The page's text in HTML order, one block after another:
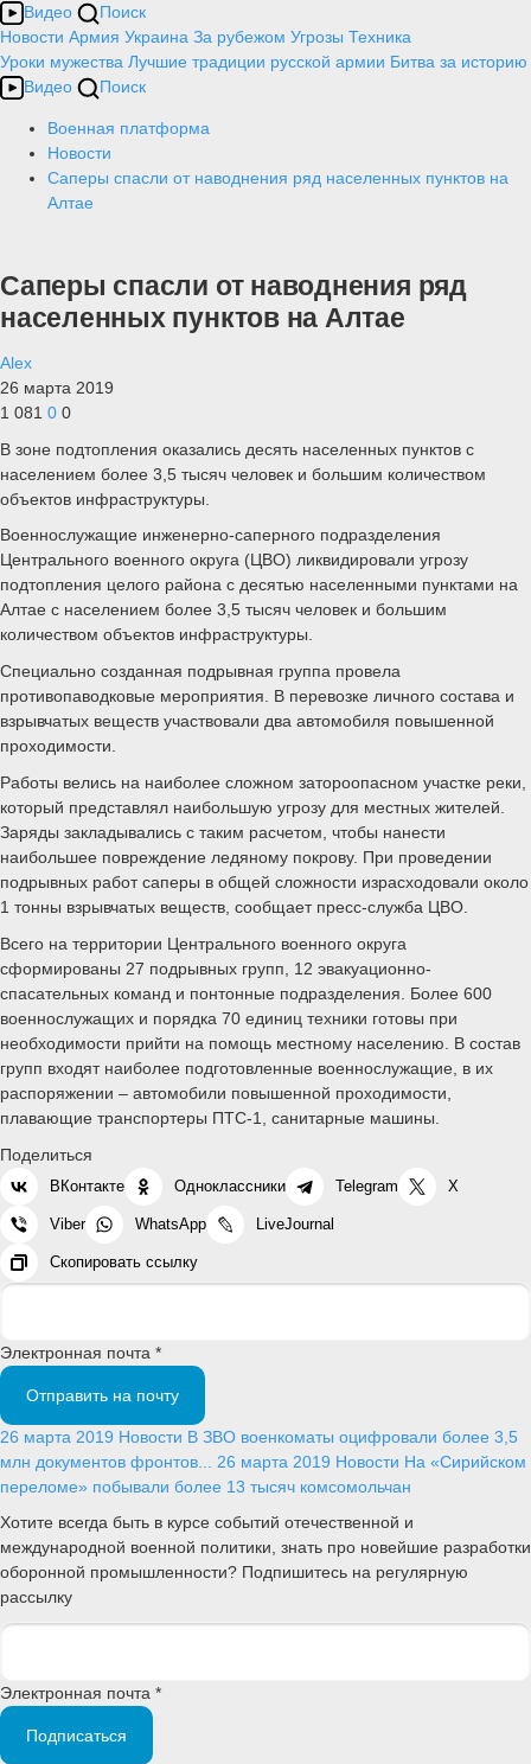
Видео
Поиск
Новости Армия Украина За рубежом Угрозы Техника
Уроки мужества Лучшие традиции русской армии Битва за историю
Видео
Поиск
Военная платформа
Новости
Саперы спасли от наводнения ряд населенных пунктов на
Алтае
Саперы спасли от наводнения ряд
населенных пунктов на Алтае
Alex
26 марта 2019
1 081 0 0
В зоне подтопления оказались десять населенных пунктов с
населением более 3,5 тысяч человек и большим количеством
объектов инфраструктуры.
Военнослужащие инженерно-саперного подразделения
Центрального военного округа (ЦВО) ликвидировали угрозу
подтопления целого района с десятью населенными пунктами на
Алтае с населением более 3,5 тысяч человек и большим
количеством объектов инфраструктуры.
Специально созданная подрывная группа провела
противопаводковые мероприятия. В перевозке личного состава и
взрывчатых веществ участвовали два автомобиля повышенной
проходимости.
Работы велись на наиболее сложном затороопасном участке реки,
который представлял наибольшую угрозу для местных жителей.
Заряды закладывались с таким расчетом, чтобы нанести
наибольшее повреждение ледяному покрову. При проведении
подрывных работ саперы в общей сложности израсходовали около
1 тонны взрывчатых веществ, сообщает пресс-служба ЦВО.
Всего на территории Центрального военного округа
сформированы 27 подрывных групп, 12 эвакуационно-
спасательных команд и понтонные подразделения. Более 600
военнослужащих и порядка 70 единиц техники готовы при
необходимости прийти на помощь местному населению. В состав
групп входят наиболее подготовленные военнослужащие, в их
распоряжении – автомобили повышенной проходимости,
плавающие транспортеры ПТС-1, санитарные машины.
Поделиться
ВКонтакте Одноклассники Telegram X
Viber WhatsApp LiveJournal
Скопировать ссылку
Электронная почта *
Отправить на почту
26 марта 2019 Новости В ЗВО военкоматы оцифровали более 3,5
млн документов фронтов... 26 марта 2019 Новости На «Сирийском
переломе» побывали более 13 тысяч комсомольчан
Хотите всегда быть в курсе событий отечественной и
международной военной политики, знать про новейшие разработки
оборонной промышленности? Подпишитесь на регулярную
рассылку
Электронная почта *
Подписаться